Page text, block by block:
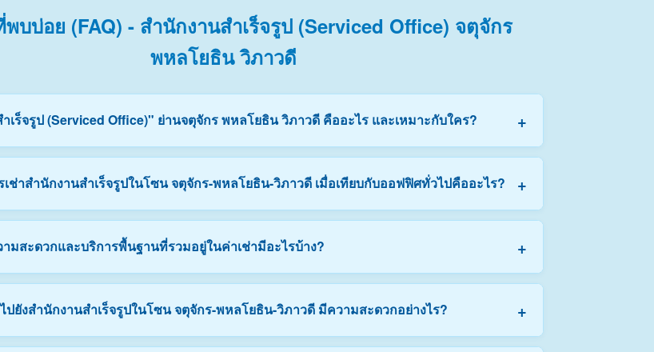
บบ่อย (FAQ) - สำนักงานสำเร็จรูป (Serviced Office) จตุจักร
พหลโยธิน วิภาวดี
เร็จรูป (Serviced Office)" ย่านจตุจักร พหลโยธิน วิภาวดี คืออะไร และเหมาะกับใคร? +
รูป (Serviced Office) คือพื้นที่ออฟฟิศพร้อมใช้งานที่ตกแต่งเฟอร์นิเจอร์ครบถ้วน มีอินเทอร์เน็ตความเร็ว
ความสะดวกส่วนกลาง เช่น ห้องประชุม ทีมรีเซปชัน และพื้นที่ส่วนกลางพร้อมให้บริการ เหมาะสำหรับ
ตาร์ทอัพ, ธุรกิจเทคโนโลยี, บริษัทโลจิสติกส์ หรือองค์กรที่ต้องการตั้งศูนย์ประสานงานในย่านกรุงเทพ
ช่าสำนักงานสำเร็จรูปในโซน จตุจักร-พหลโยธิน-วิภาวดี เมื่อเทียบกับออฟฟิศทั่วไปคืออะไร? +
ามยืดหยุ่นสูงและการเชื่อมต่อทำเลศักยภาพ** ครับ ผู้เช่าสามารถเลือกขนาดห้องตามจำนวนทีมงานและ
ดวก สัญญาเช่ายืดหยุ่นเริ่มต้นได้ตั้งแต่ระยะสั้น ที่สำคัญคือค่าน้ำ ค่าไฟ ค่าอินเทอร์เน็ต ค่าทำความ
ในค่าเช่าก้อนเดียว ทำให้ควบคุมงบประมาณได้ง่ายดายและพร้อมเข้าทำงานได้ทันที
มสะดวกและบริการพื้นฐานที่รวมอยู่ในค่าเช่ามีอะไรบ้าง? +
นสำเร็จรูปในโซนนี้รวมบริการและสิ่งอำนวยความสะดวกไว้อย่างครอบคลุม ดังนี้ครับ:
น ergonomic และตู้เก็บเอกสาร
มเร็วสูง (Wi-Fi / LAN)
ปยังสำนักงานสำเร็จรูปในโซน จตุจักร-พหลโยธิน-วิภาวดี มีความสะดวกอย่างไร? +